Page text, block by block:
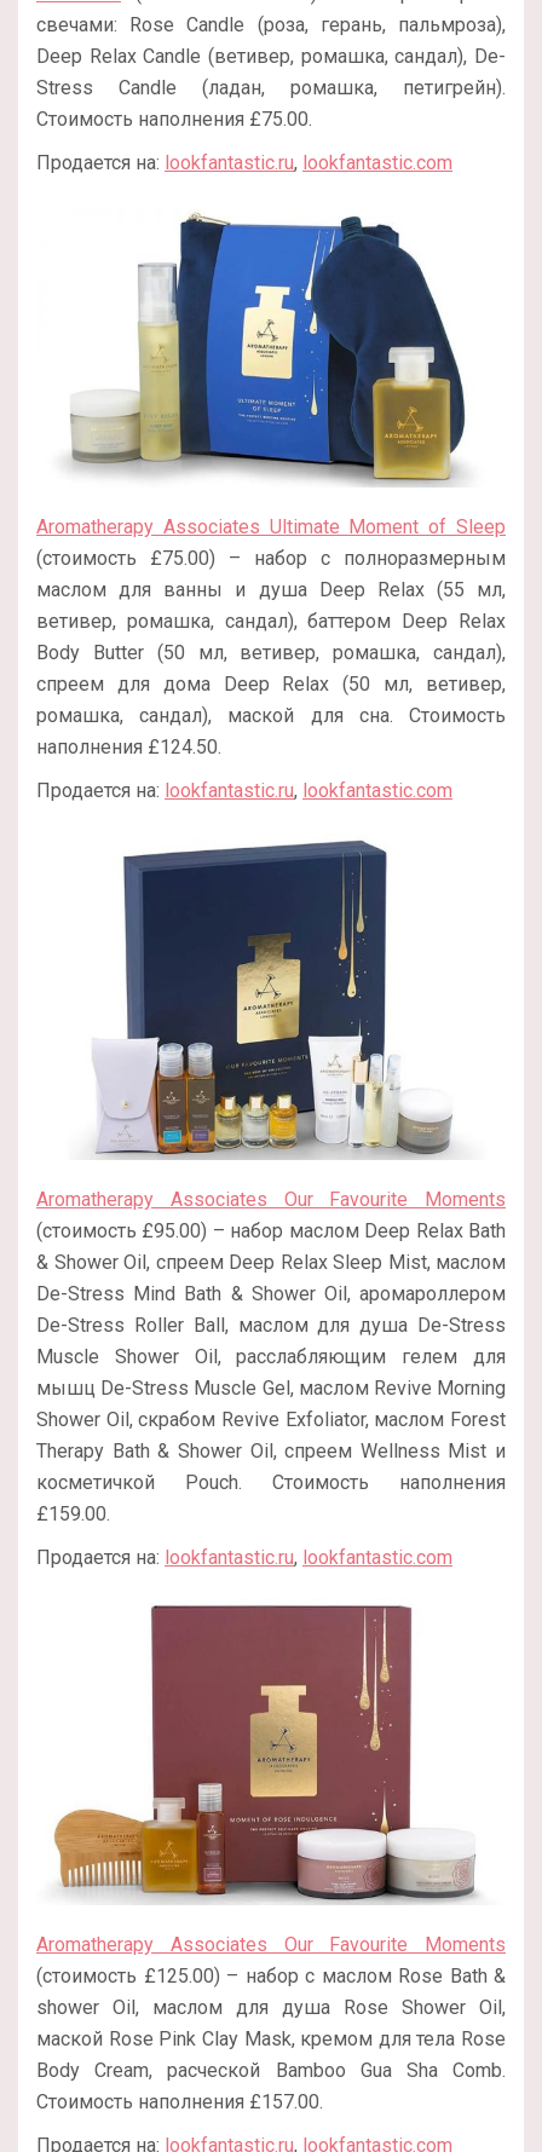
свечами: Rose Candle (роза, герань, пальмроза),
Deep Relax Candle (ветивер, ромашка, сандал), De-
Stress Candle (ладан, ромашка, петигрейн).
Стоимость наполнения £75.00.
Продается на: lookfantastic.ru, lookfantastic.com
Aromatherapy Associates Ultimate Moment of Sleep
(стоимость £75.00) – набор с полноразмерным
маслом для ванны и душа Deep Relax (55 мл,
ветивер, ромашка, сандал), баттером Deep Relax
Body Butter (50 мл, ветивер, ромашка, сандал),
спреем для дома Deep Relax (50 мл, ветивер,
ромашка, сандал), маской для сна. Стоимость
наполнения £124.50.
Продается на: lookfantastic.ru, lookfantastic.com
Aromatherapy Associates Our Favourite Moments
(стоимость £95.00) – набор маслом Deep Relax Bath
& Shower Oil, спреем Deep Relax Sleep Mist, маслом
De-Stress Mind Bath & Shower Oil, аромароллером
De-Stress Roller Ball, маслом для душа De-Stress
Muscle Shower Oil, расслабляющим гелем для
мышц De-Stress Muscle Gel, маслом Revive Morning
Shower Oil, скрабом Revive Exfoliator, маслом Forest
Therapy Bath & Shower Oil, спреем Wellness Mist и
косметичкой Pouch. Стоимость наполнения
£159.00.
Продается на: lookfantastic.ru, lookfantastic.com
Aromatherapy Associates Our Favourite Moments
(стоимость £125.00) – набор с маслом Rose Bath &
shower Oil, маслом для душа Rose Shower Oil,
маской Rose Pink Clay Mask, кремом для тела Rose
Body Cream, расческой Bamboo Gua Sha Comb.
Стоимость наполнения £157.00.
Продается на: lookfantastic.ru, lookfantastic.com